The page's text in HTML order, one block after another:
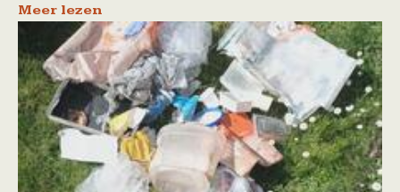
Meer lezen